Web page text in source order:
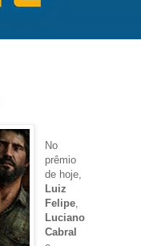
No
prêmio
de hoje,
Luiz
Felipe
Luciano
Cabral